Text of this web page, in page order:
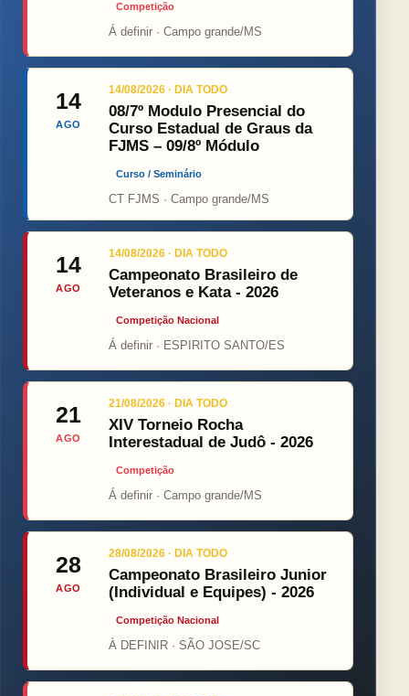
Competição
Á definir · Campo grande/MS
14
AGO
14/08/2026 · DIA TODO
08/7º Modulo Presencial do
Curso Estadual de Graus da
FJMS – 09/8º Módulo
Curso / Seminário
CT FJMS · Campo grande/MS
14
AGO
14/08/2026 · DIA TODO
Campeonato Brasileiro de
Veteranos e Kata - 2026
Competição Nacional
Á definir · ESPIRITO SANTO/ES
21
AGO
21/08/2026 · DIA TODO
XIV Torneio Rocha
Interestadual de Judô - 2026
Competição
Á definir · Campo grande/MS
28
AGO
28/08/2026 · DIA TODO
Campeonato Brasileiro Junior
(Individual e Equipes) - 2026
Competição Nacional
À DEFINIR · SÃO JOSE/SC